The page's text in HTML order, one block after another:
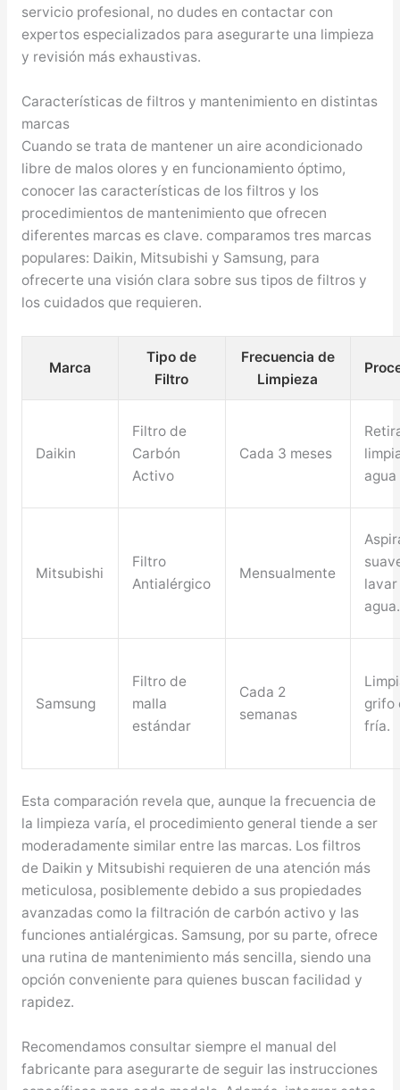
servicio profesional, no dudes en contactar con
expertos especializados para asegurarte una limpieza
y revisión más exhaustivas.
Características de filtros y mantenimiento en distintas
marcas
Cuando se trata de mantener un aire acondicionado
libre de malos olores y en funcionamiento óptimo,
conocer las características de los filtros y los
procedimientos de mantenimiento que ofrecen
diferentes marcas es clave. comparamos tres marcas
populares: Daikin, Mitsubishi y Samsung, para
ofrecerte una visión clara sobre sus tipos de filtros y
los cuidados que requieren.
Marca
Tipo de
Filtro
Frecuencia de
Limpieza
Daikin
Filtro de
Carbón
Activo
Cada 3 meses
Mitsubishi
Filtro
Antialérgico
Mensualmente
agua.
Samsung
Filtro de
malla
estándar
Cada 2
semanas
grifo
fría.
Esta comparación revela que, aunque la frecuencia de
la limpieza varía, el procedimiento general tiende a ser
moderadamente similar entre las marcas. Los filtros
de Daikin y Mitsubishi requieren de una atención más
meticulosa, posiblemente debido a sus propiedades
avanzadas como la filtración de carbón activo y las
funciones antialérgicas. Samsung, por su parte, ofrece
una rutina de mantenimiento más sencilla, siendo una
opción conveniente para quienes buscan facilidad y
rapidez.
Recomendamos consultar siempre el manual del
fabricante para asegurarte de seguir las instrucciones